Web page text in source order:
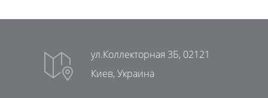
ул.Коллекторная 3Б, 02121
Киев, Украина